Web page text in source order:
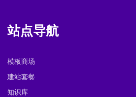
站点导航
模板商场
建站套餐
知识库